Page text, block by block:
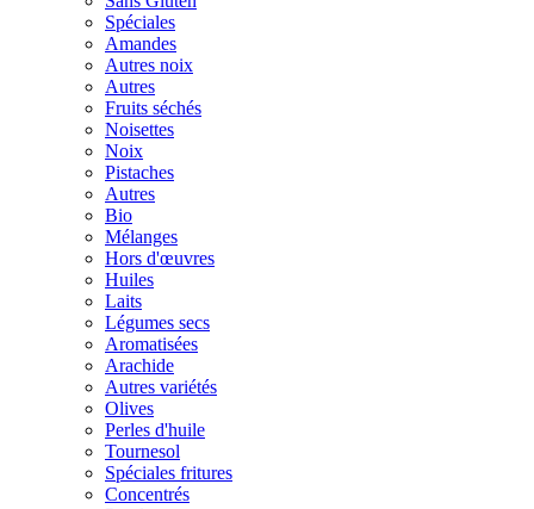
Spéciales
Amandes
Autres noix
Autres
Fruits séchés
Noisettes
Noix
Pistaches
Autres
Bio
Mélanges
Hors d'œuvres
Huiles
Laits
Légumes secs
Aromatisées
Arachide
Autres variétés
Olives
Perles d'huile
Tournesol
Spéciales fritures
Concentrés